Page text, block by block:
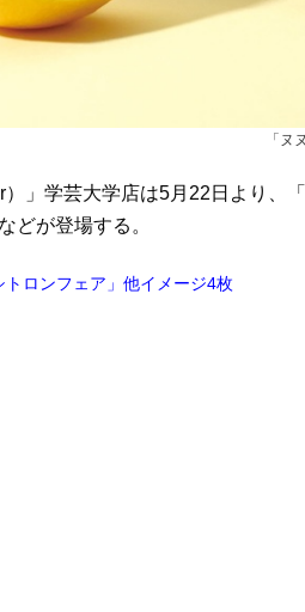
「ヌ
）」学芸大学店は5月22日より
どが登場する。
トロンフェア」他イメージ4枚